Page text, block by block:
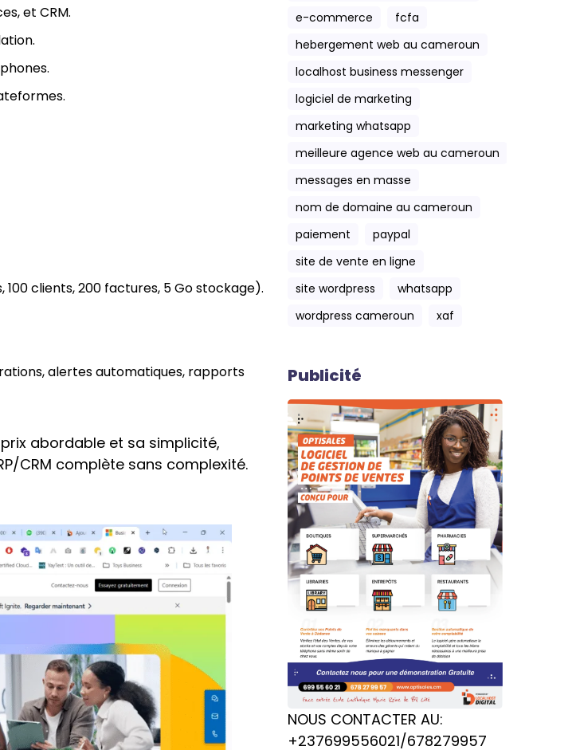
et CRM.
100 clients, 200 factures, 5 Go stockage).
alertes automatiques, rapports
abordable et sa simplicité,
CRM complète sans complexité.
e-commerce
fcfa
hebergement web au cameroun
localhost business messenger
logiciel de marketing
marketing whatsapp
meilleure agence web au cameroun
messages en masse
nom de domaine au cameroun
paiement
paypal
site de vente en ligne
site wordpress
whatsapp
wordpress cameroun
xaf
Publicité
NOUS CONTACTER AU:
+237699556021/678279957